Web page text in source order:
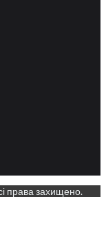
права захищено.